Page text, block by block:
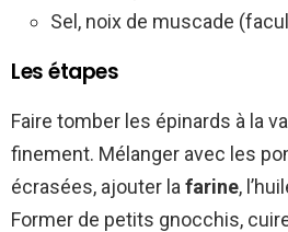
Sel, noix de muscade
Les étapes
Faire tomber les épinards à la
finement. Mélanger avec les
écrasées, ajouter la farine,
Former de petits gnocchis,